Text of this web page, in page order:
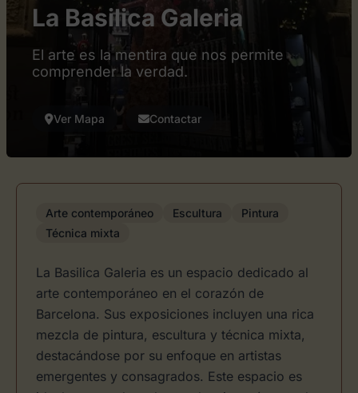
La Basilica Galeria
El arte es la mentira que nos permite
comprender la verdad.
Ver Mapa Contactar
Arte contemporáneo Escultura
Pintura
Técnica mixta
La Basilica Galeria es un espacio dedicado al
arte contemporáneo en el corazón de
Barcelona. Sus exposiciones incluyen una rica
mezcla de pintura, escultura y técnica mixta,
destacándose por su enfoque en artistas
emergentes y consagrados. Este espacio es